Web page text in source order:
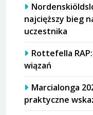
najcięższy bieg
uczestnika
Rottefella
wiązań
Marcialonga
praktyczne